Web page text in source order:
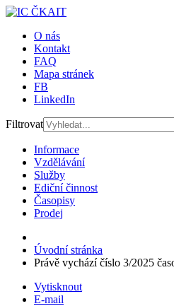
O nás
Kontakt
FAQ
Mapa stránek
FB
LinkedIn
Filtrovat
Informace
Vzdělávání
Služby
Ediční činnost
Časopisy
Prodej
Úvodní stránka
Právě vychází číslo 3/2025
Vytisknout
E-mail